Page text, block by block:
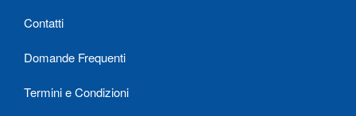
Contatti
Domande Frequenti
Termini e Condizioni